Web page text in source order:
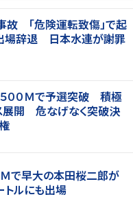
故 「危険運転致傷」で起
場辞退 日本水連が謝罪
００Ｍで予選突破 積極
展開 危なげなく突破決
Ｍで早大の本田桜二郎が
トルにも出場